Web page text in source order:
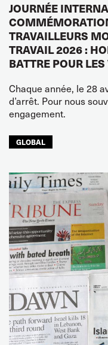
JOURNÉE
TRAVAILLEURS
TRAVAIL 2026 :
BATTRE POUR
Chaque année, le 28
d’arrêt. Pour nous
engagement.
GLOBAL